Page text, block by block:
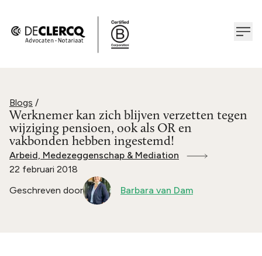
Blogs /
Werknemer kan zich blijven verzetten tegen
wijziging pensioen, ook als OR en
vakbonden hebben ingestemd!
Arbeid, Medezeggenschap & Mediation
22 februari 2018
Geschreven door
Barbara van Dam